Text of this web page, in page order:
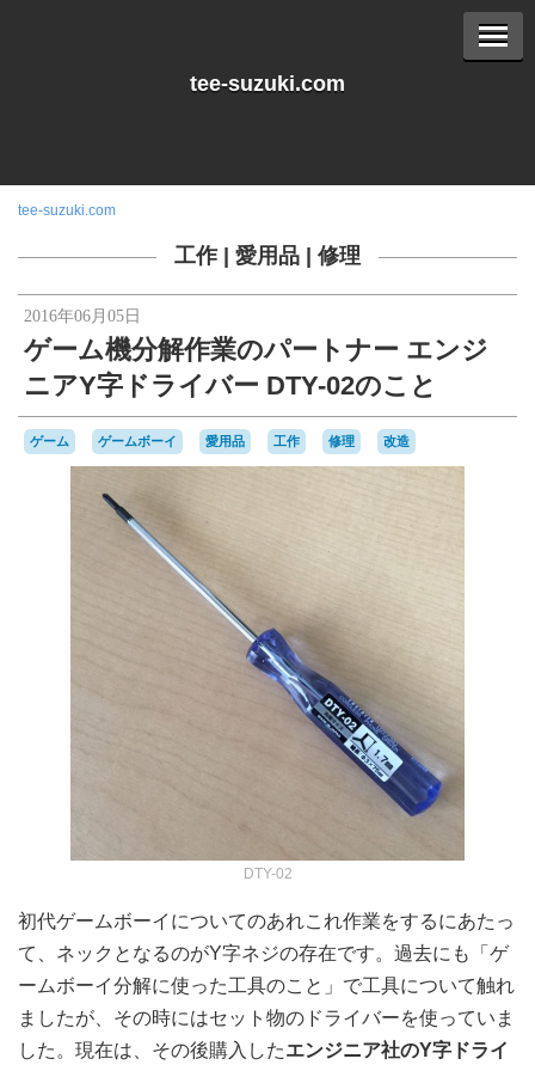
tee-suzuki.com
tee-suzuki.com
工作| 愛用品 修理
2016年06月05日
ゲーム機分解作業のパートナー エンジ
ニアY字ドライバー DTY-02のこと
ゲーム ゲームボーイ 愛用品 工作 修理 改造
DTY-02
初代ゲームボーイについてのあれこれ作業をするにあたっ
て、ネックとなるのがY字ネジの存在です。過去にも「ゲ
ームボーイ分解に使った工具のこと」で工具について触れ
ましたが、その時にはセット物のドライバーを使っていま
した。現在は、その後購入したエンジニア社のY字ドライ